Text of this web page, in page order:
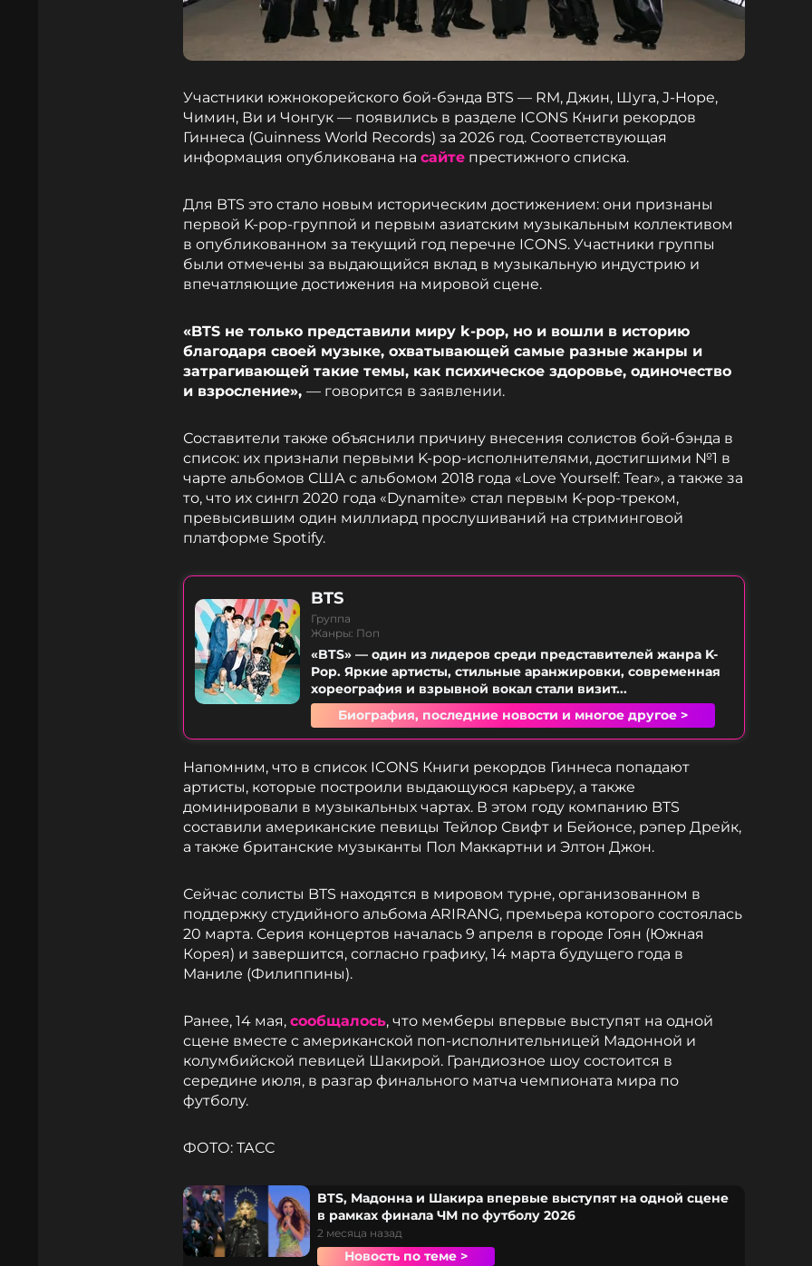
Участники южнокорейского бой-бэнда BTS — RM, Джин, Шуга, J-Hope,
Чимин, Ви и Чонгук — появились в разделе ICONS Книги рекордов
Гиннеса (Guinness World Records) за 2026 год. Соответствующая
информация опубликована на сайте престижного списка.
Для BTS это стало новым историческим достижением: они признаны
первой K-pop-группой и первым азиатским музыкальным коллективом
в опубликованном за текущий год перечне ICONS. Участники группы
были отмечены за выдающийся вклад в музыкальную индустрию и
впечатляющие достижения на мировой сцене.
«BTS не только представили миру k-pop, но и вошли в историю
благодаря своей музыке, охватывающей самые разные жанры и
затрагивающей такие темы, как психическое здоровье, одиночество
и взросление», — говорится в заявлении.
Составители также объяснили причину внесения солистов бой-бэнда в
список: их признали первыми K-pop-исполнителями, достигшими №1 в
чарте альбомов США с альбомом 2018 года «Love Yourself: Tear», а также за
то, что их сингл 2020 года «Dynamite» стал первым K-pop-треком,
превысившим один миллиард прослушиваний на стриминговой
платформе Spotify.
BTS
Группа
Жанры: Поп
«BTS» — один из лидеров среди представителей жанра K-
Pop. Яркие артисты, стильные аранжировки, современная
хореография и взрывной вокал стали визит...
Биография, последние новости и многое другое >
Напомним, что в список ICONS Книги рекордов Гиннеса попадают
артисты, которые построили выдающуюся карьеру, а также
доминировали в музыкальных чартах. В этом году компанию BTS
составили американские певицы Тейлор Свифт и Бейонсе, рэпер Дрейк,
а также британские музыканты Пол Маккартни и Элтон Джон.
Сейчас солисты BTS находятся в мировом турне, организованном в
поддержку студийного альбома ARIRANG, премьера которого состоялась
20 марта. Серия концертов началась 9 апреля в городе Гоян (Южная
Корея) и завершится, согласно графику, 14 марта будущего года в
Маниле (Филиппины).
Ранее, 14 мая, сообщалось, что мемберы впервые выступят на одной
сцене вместе с американской поп-исполнительницей Мадонной и
колумбийской певицей Шакирой. Грандиозное шоу состоится в
середине июля, в разгар финального матча чемпионата мира по
футболу.
ФОТО: ТАСС
BTS, Мадонна и Шакира впервые выступят на одной сцене
в рамках финала ЧМ по футболу 2026
2 месяца назад
Новость по теме >